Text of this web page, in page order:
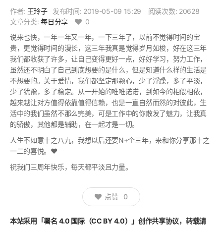
作者: 王玲子 发布时间: 2019-05-09 15:29
阅读次数: 20628
文章分类:每日分享
0
说来也快，一年一年又一年，一下三年了，以前不觉得时间的宝
贵，更觉得时间的漫长，这三年我真是觉得岁月如梭，好在这三年
我们都收获了许多，让自己变得更好一点，好好学习，努力工作，
虽然还不明白了自己到底想要的是什么，但是知道什么样的生活是
不想要的。关于爱情，我们都坚定那颗心，少了浮躁，多了平淡，
少了犹豫，多了稳定。从一开始的唯唯诺诺，到如今的相偎相依，
越来越让对方值得依靠值得信赖，也是一直自然而然的对彼此，生
活中的我们虽然不那么完美，可是工作中的你散发了魅力，让我真
的骄傲，其他都是辅助，在一起才是一切。
人生不如意十之八九，我想以后还要N+个三年，来和你分享那十之
一二的喜悦。❤
祝我们三周年快乐，每天都平淡且力量。
点赞 0
本站采用 「署名 4.0 国际（CC BY 4.0）」创作共享协议，转载请